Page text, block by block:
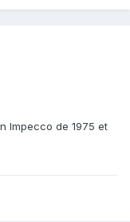
Impecco de 1975 et